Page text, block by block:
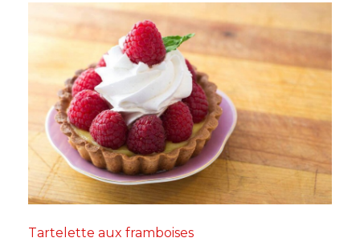
Tartelette aux framboises